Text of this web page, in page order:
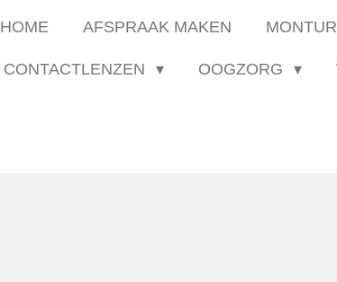
HOME AFSPRAAK MAKEN
CONTACTLENZEN OOGZORG